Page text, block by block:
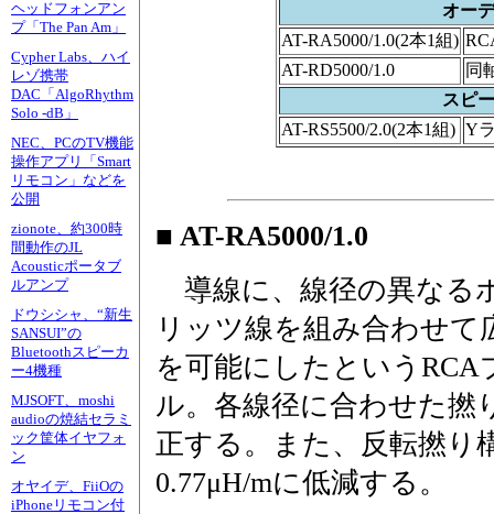
ヘッドフォンアン
プ「The Pan Am」
Cypher Labs、ハイ
レゾ携帯
DAC「AlgoRhythm
Solo -dB」
NEC、PCのTV機能
操作アプリ「Smart
リモコン」などを
公開
zionote、約300時
間動作のJL
Acousticポータブ
ルアンプ
ドウシシャ、“新生
SANSUI”の
Bluetoothスピーカ
ー4機種
MJSOFT、moshi
audioの焼結セラミ
ック筐体イヤフォ
ン
オヤイデ、FiiOの
iPhoneリモコン付
オー
AT-RA5000/1.0(2本1組)
AT-RD5000/1.0
同
スピ
AT-RS5500/2.0(2本1組) Y
■ AT-RA5000/1.0
導線に、線径の異なる
リッツ線を組み合わせて
を可能にしたという
ル。各線径に合わせた撚
正する。また、反転撚り
0.77μH/mに低減する。